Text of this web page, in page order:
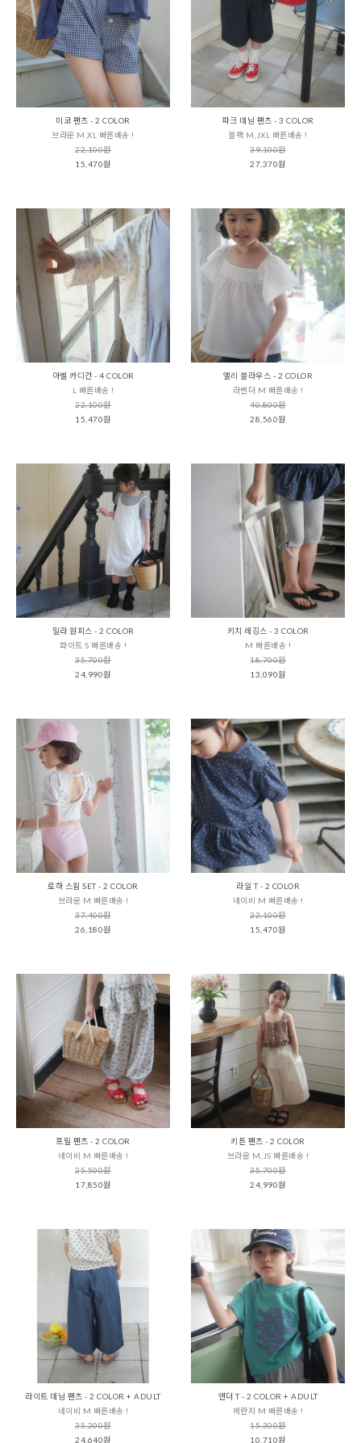
미코 팬츠 - 2 COLOR
브라운 M,XL 빠른배송 !
22,100원
15,470원
파크 데님 팬츠 - 3 COLOR
블랙 M,JXL 빠른배송 !
39,100원
27,370원
아벨 카디건 - 4 COLOR
L 빠른배송 !
22,100원
15,470원
엘리 블라우스 - 2 COLOR
라벤더 M 빠른배송 !
40,800원
28,560원
밀라 원피스 - 2 COLOR
화이트 S 빠른배송 !
35,700원
24,990원
키치 레깅스 - 3 COLOR
M 빠른배송 !
18,700원
13,090원
로하 스윔 SET - 2 COLOR
브라운 M 빠른배송 !
37,400원
26,180원
라일 T - 2 COLOR
네이비 M 빠른배송 !
22,100원
15,470원
프릴 팬츠 - 2 COLOR
네이비 M 빠른배송 !
25,500원
17,850원
키튼 팬츠 - 2 COLOR
브라운 M,JS 빠른배송 !
35,700원
24,990원
라이트 데님 팬츠 - 2 COLOR + ADULT
네이비 M 빠른배송 !
35,200원
24,640원
앤더 T - 2 COLOR + ADULT
메란지 M 빠른배송 !
15,300원
10,710원